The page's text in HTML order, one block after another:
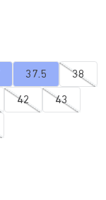
37.5 38
42 43